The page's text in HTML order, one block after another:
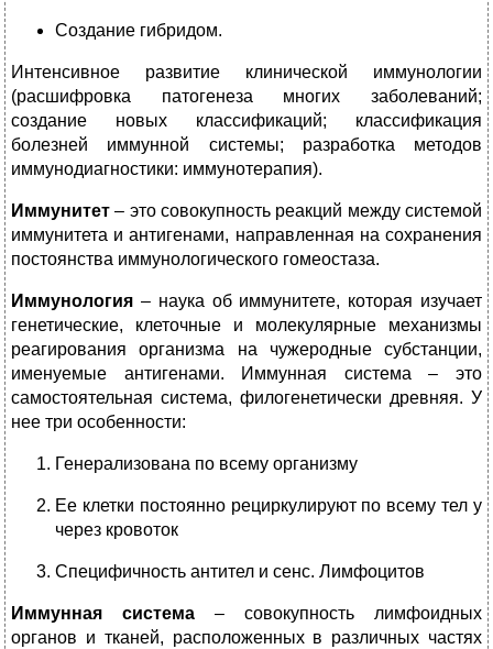
Создание гибридом.
Интенсивное развитие клинической иммунологии
(расшифровка патогенеза многих заболеваний;
создание новых классификаций; классификация
болезней иммунной системы; разработка методов
иммунодиагностики: иммунотерапия).
Иммунитет– это совокупность реакций между системой
иммунитета и антигенами, направленная на сохранения
постоянства иммунологического гомеостаза.
Иммунология – наука об иммунитете, которая изучает
генетические, клеточные и молекулярные механизмы
реагирования организма на чужеродные субстанции,
именуемые антигенами. Иммунная система – это
самостоятельная система, филогенетически древняя. У
нее три особенности:
Генерализована по всему организму
Ее клетки постоянно рециркулируют по всему тел у
через кровоток
Специфичность антител и сенс. Лимфоцитов
Иммунная система – совокупность лимфоидных
органов и тканей, расположенных в различных частях